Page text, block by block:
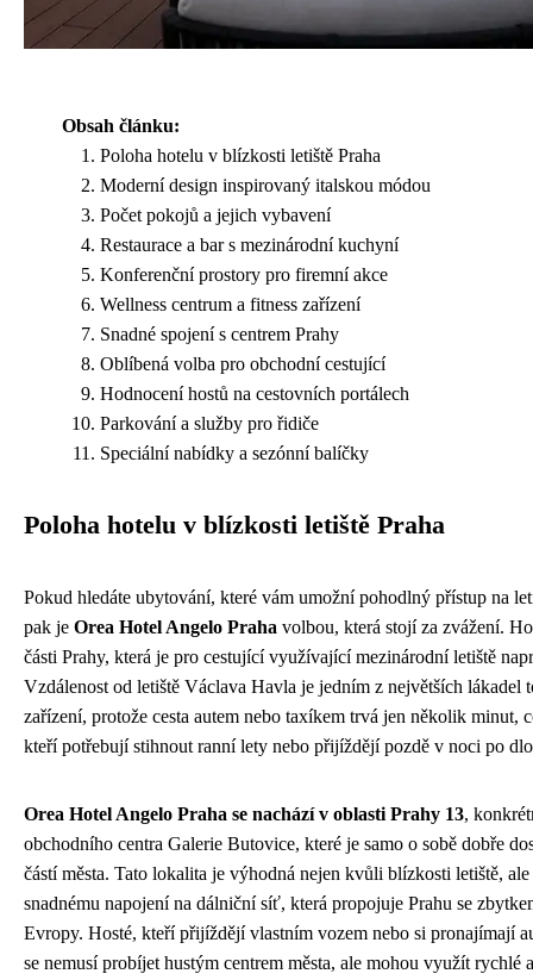
Obsah článku:
Poloha hotelu v blízkosti letiště Praha
Moderní design inspirovaný italskou módou
Počet pokojů a jejich vybavení
Restaurace a bar s mezinárodní kuchyní
Konferenční prostory pro firemní akce
Wellness centrum a fitness zařízení
Snadné spojení s centrem Prahy
Oblíbená volba pro obchodní cestující
Hodnocení hostů na cestovních portálech
Parkování a služby pro řidiče
Speciální nabídky a sezónní balíčky
Poloha hotelu v blízkosti letiště Praha
Pokud hledáte ubytování, které vám umožní pohodlný přístup na
pak je Orea Hotel Angelo Praha volbou, která stojí za zvážení.
části Prahy, která je pro cestující využívající mezinárodní letiště
Vzdálenost od letiště Václava Havla je jedním z největších lákadel
zařízení, protože cesta autem nebo taxíkem trvá jen několik minut,
kteří potřebují stihnout ranní lety nebo přijíždějí pozdě v noci po
Orea Hotel Angelo Praha se nachází v oblasti Prahy 13,
obchodního centra Galerie Butovice, které je samo o sobě dobře
částí města. Tato lokalita je výhodná nejen kvůli blízkosti letiště,
snadnému napojení na dálniční síť, která propojuje Prahu se
Evropy. Hosté, kteří přijíždějí vlastním vozem nebo si pronajímají
se nemusí probíjet hustým centrem města, ale mohou využít rychlé